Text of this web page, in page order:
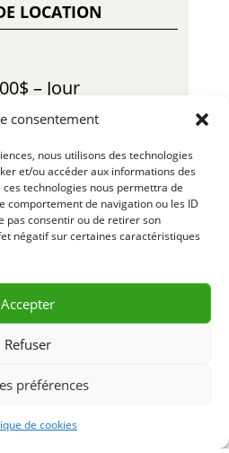
consentement
nous utilisons des technologies
et/ou accéder aux informations des
technologies nous permettra de
comportement de navigation ou les ID
pas consentir ou de retirer son
négatif sur certaines caractéristiques
Accepter
Refuser
préférences
de cookies
LOCATION
– Jour
– Semaine
– Mois
de Semaine
décharge en sus
1 – R26-01
D’INFORMATION